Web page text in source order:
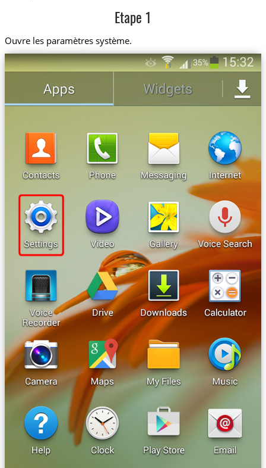
Etape 1
Ouvre les paramètres système.